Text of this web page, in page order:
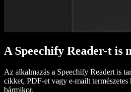
A Speechify Reader-t is
Az alkalmazás a Speechify Readert is
cikket, PDF-et vagy e-mailt természetes
bármikor.